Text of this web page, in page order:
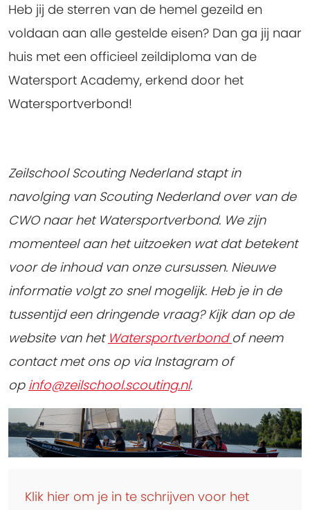
Heb jij de sterren van de hemel gezeild en
voldaan aan alle gestelde eisen? Dan ga jij naar
huis met een officieel zeildiploma van de
Watersport Academy, erkend door het
Watersportverbond!
Zeilschool Scouting Nederland stapt in
navolging van Scouting Nederland over van de
CWO naar het Watersportverbond. We zijn
momenteel aan het uitzoeken wat dat betekent
voor de inhoud van onze cursussen. Nieuwe
informatie volgt zo snel mogelijk. Heb je in de
tussentijd een dringende vraag? Kijk dan op de
website van het Watersportverbond of neem
contact met ons op via Instagram of
op info@zeilschool.scouting.nl.
Klik hier om je in te schrijven voor het